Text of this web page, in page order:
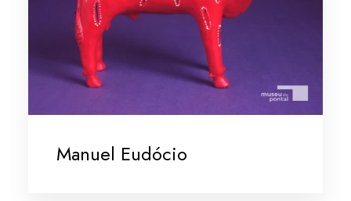
Manuel Eudócio